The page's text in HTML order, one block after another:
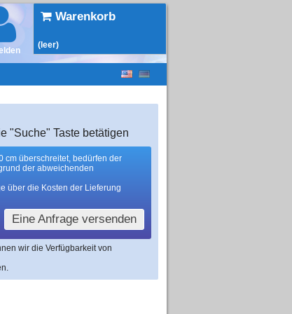
Warenkorb
(leer)
"Suche" Taste betätigen
cm überschreitet, bedürfen der
der abweichenden
über die Kosten der Lieferung
Eine Anfrage versenden
wir die Verfügbarkeit von